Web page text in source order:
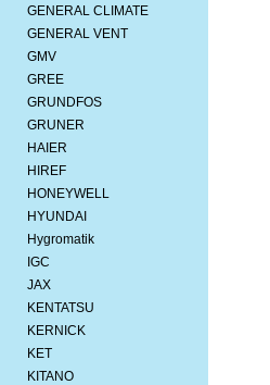
GENERAL CLIMATE
GENERAL VENT
GMV
GREE
GRUNDFOS
GRUNER
HAIER
HIREF
HONEYWELL
HYUNDAI
Hygromatik
IGC
JAX
KENTATSU
KERNICK
KET
KITANO